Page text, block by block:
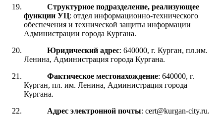
Структурное подразделение, реализующее
функции УЦ: отдел информационно-технического
обеспечения и технической защиты информации
Администрации города Кургана.
Юридический адрес: 640000, г. Курган, пл.им.
Ленина, Администрация города Кургана.
Фактическое местонахождение: 640000, г.
Курган, пл. им. Ленина, Администрация города
Кургана.
Адрес электронной почты: cert@kurgan-city.ru.